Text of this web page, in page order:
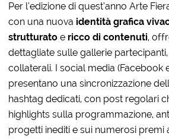
Per l’edizione di quest’anno Arte
con una nuova identità grafica
strutturato e ricco di contenuti,
dettagliate sulle gallerie
collaterali. Isocial media (Facebook
presentano una sincronizzazione
hashtag dedicati, con post regolari
highlights sulla programmazione,
progetti inediti e sui numerosi premi